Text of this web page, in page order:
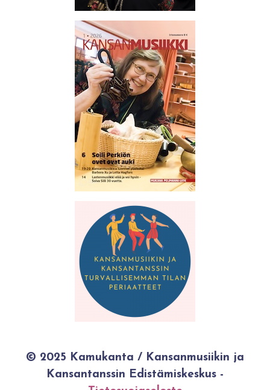
© 2025 Kamukanta / Kansanmusiikin ja
Kansantanssin Edistämiskeskus -